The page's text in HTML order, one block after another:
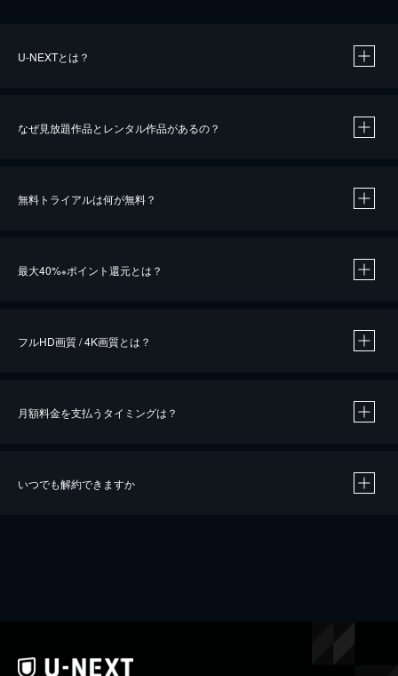
U-NEXTとは？
なぜ見放題作品とレンタル作品があるの？
無料トライアルは何が無料？
最大40%※ポイント還元とは？
※40％ポイント還元の対象は、クレジットカード決済による作品の購入 / レンタルです。
フルHD画質 / 4K画質とは？
月額料金を支払うタイミングは？
いつでも解約できますか